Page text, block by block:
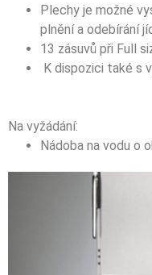
Plechy je možné
plnění a odebírání
13 zásuvů při Full
K dispozici také s
Na vyžádání:
Nádoba na vodu o